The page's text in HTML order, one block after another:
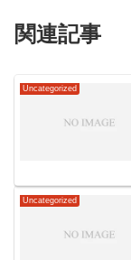
関連記事
Uncategorized
Uncategorized